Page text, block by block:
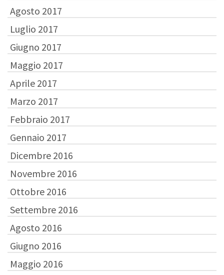
Agosto 2017
Luglio 2017
Giugno 2017
Maggio 2017
Aprile 2017
Marzo 2017
Febbraio 2017
Gennaio 2017
Dicembre 2016
Novembre 2016
Ottobre 2016
Settembre 2016
Agosto 2016
Giugno 2016
Maggio 2016